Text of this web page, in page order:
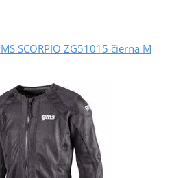
SCORPIO ZG51015 čierna M